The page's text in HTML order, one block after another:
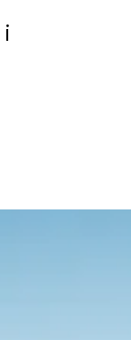
i